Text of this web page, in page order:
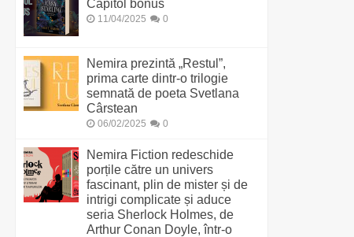
Capitol bonus
11/04/2025 0
Nemira prezintă „Restul”,
prima carte dintr-o trilogie
semnată de poeta Svetlana
Cârstean
06/02/2025 0
Nemira Fiction redeschide
porțile către un univers
fascinant, plin de mister și de
intrigi complicate și aduce
seria Sherlock Holmes, de
Arthur Conan Doyle, într-o